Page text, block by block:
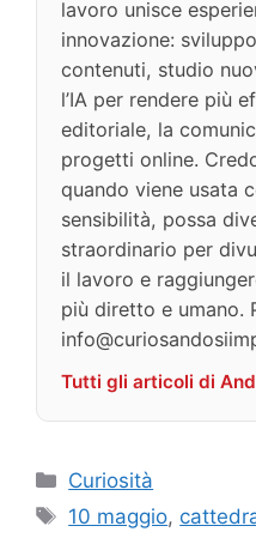
lavoro unisce
innovazione:
contenuti, studio
l’IA per rendere più
editoriale, la
progetti online.
quando viene usata
sensibilità, possa
straordinario per
il lavoro e
più diretto e umano.
Tutti gli articoli di
Categorie
Curiosità
Tag
10 maggio,